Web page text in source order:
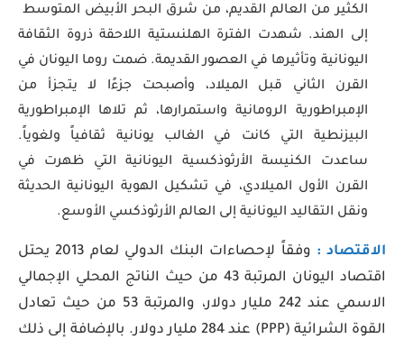
الكثير من العالم القديم، من شرق البحر الأبيض المتوسط ​​
إلى الهند. شهدت الفترة الهلنستية اللاحقة ذروة الثقافة
اليونانية وتأثيرها في العصور القديمة. ضمت روما اليونان في
القرن الثاني قبل الميلاد، وأصبحت جزءًا لا يتجزأ من
الإمبراطورية الرومانية واستمرارها، ثم تلاها الإمبراطورية
البيزنطية التي كانت في الغالب يونانية ثقافياً ولغوياً.
ساعدت الكنيسة الأرثوذكسية اليونانية التي ظهرت في
القرن الأول الميلادي، في تشكيل الهوية اليونانية الحديثة
ونقل التقاليد اليونانية إلى العالم الأرثوذكسي الأوسع.
الاقتصاد :
وفقاً لإحصاءات البنك الدولي لعام 2013 يحتل
اقتصاد اليونان المرتبة 43 من حيث الناتج المحلي الإجمالي
الاسمي عند 242 مليار دولار، والمرتبة 53 من حيث تعادل
القوة الشرائية (PPP) عند 284 مليار دولار. بالإضافة إلى ذلك